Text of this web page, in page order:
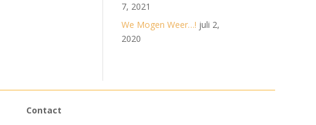
7, 2021
We Mogen Weer…! juli 2,
2020
Contact